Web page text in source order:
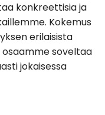
konkreettisia ja
Kokemus
erilaisista
osaamme soveltaa
jokaisessa